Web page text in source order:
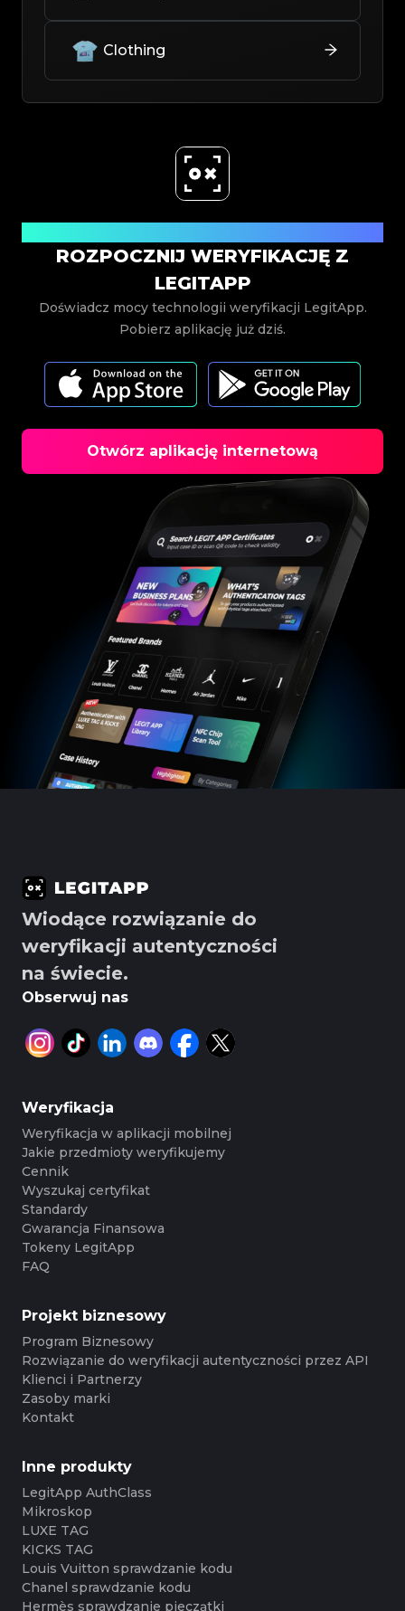
Clothing
ROZPOCZNIJ WERYFIKACJĘ Z
LEGITAPP
Doświadcz mocy technologii weryfikacji LegitApp.
Pobierz aplikację już dziś.
Otwórz aplikację internetową
Wiodące rozwiązanie do
weryfikacji autentyczności
na świecie.
Obserwuj nas
Weryfikacja
Weryfikacja w aplikacji mobilnej
Jakie przedmioty weryfikujemy
Cennik
Wyszukaj certyfikat
Standardy
Gwarancja Finansowa
Tokeny LegitApp
FAQ
Projekt biznesowy
Program Biznesowy
Rozwiązanie do weryfikacji autentyczności przez API
Klienci i Partnerzy
Zasoby marki
Kontakt
Inne produkty
LegitApp AuthClass
Mikroskop
LUXE TAG
KICKS TAG
Louis Vuitton sprawdzanie kodu
Chanel sprawdzanie kodu
Hermès sprawdzanie pieczątki